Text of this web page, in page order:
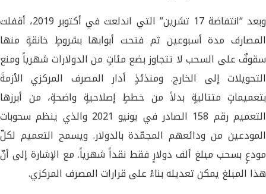
وبعد “انتفاضة 17 تشرين” التي اندلعت في أكتوبر 2019، أقفلت
المصارف مدة أسبوعين ثم فتحت أبوابها بشروطٍ خانقةٍ منها
سقوفٌ على السحب لا تتجاوز بضع مئاتٍ من الدولارات شهرياً ومنع
التحويلات إلى الخارج. ومنذئذٍ أدار المصرف المركزي الأزمةَ
بتعميماتٍ متتاليةٍ بدلاً من خططٍ إصلاحيةٍ واضحةٍ، من أبرزها
التعميم رقم 158 الصادر في يونيو 2021 والذي ينظم سحوبات
المودعين من ودائعهم المجمّدة بالدولار. ويسمح التعميم لكلّ
مودعٍ بسحب مبلغ ألف دولارٍ فقط نقداً شهرياً. مع الإشارة إلى أنّ
هذا المبلغ يمكن تعديله بناءً على قرارات المصرف المركزي.